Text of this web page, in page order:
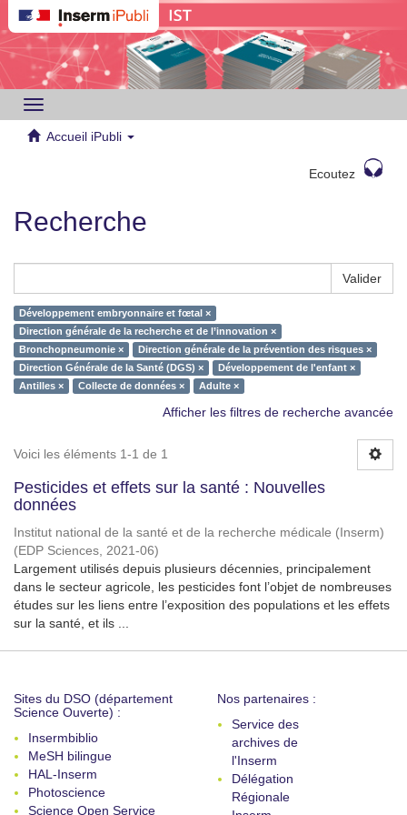
Toggle
navigation
Accueil iPubli
Ecoutez
Recherche
Valider
Développement embryonnaire et fœtal ×
Direction générale de la recherche et de l’innovation ×
Bronchopneumonie ×
Direction générale de la prévention des risques ×
Direction Générale de la Santé (DGS) ×
Développement de l'enfant ×
Antilles ×
Collecte de données × Adulte ×
Afficher les filtres de recherche avancée
Voici les éléments 1-1 de 1
Pesticides et effets sur la santé : Nouvelles
données
Institut national de la santé et de la recherche médicale (Inserm)
(EDP Sciences, 2021-06)
Largement utilisés depuis plusieurs décennies, principalement
dans le secteur agricole, les pesticides font l’objet de nombreuses
études sur les liens entre l’exposition des populations et les effets
sur la santé, et ils ...
Sites du DSO (département
Science Ouverte) :
Insermbiblio
MeSH bilingue
HAL-Inserm
Photoscience
Science Open Service
Nos partenaires :
Service des
archives de
l'Inserm
Délégation
Régionale